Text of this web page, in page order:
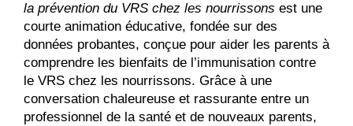
la prévention du VRS chez les nourrissons est une
courte animation éducative, fondée sur des
données probantes, conçue pour aider les parents à
comprendre les bienfaits de l’immunisation contre
le VRS chez les nourrissons. Grâce à une
conversation chaleureuse et rassurante entre un
professionnel de la santé et de nouveaux parents,